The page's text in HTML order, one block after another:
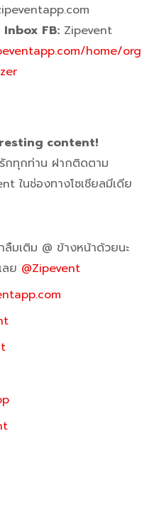
Inbox FB: Zipevent
home/org
content!
กทุกท่าน ฝากติดตาม
ในช่องทางโซเชียลมีเดีย
มเติม @ ข้างหน้าด้วยนะ
ลย @Zipevent